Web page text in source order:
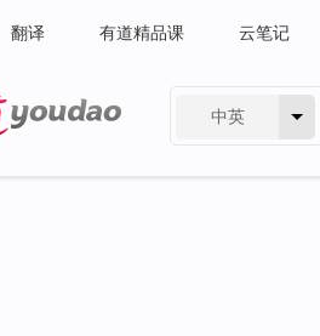
翻译 有道精品课 云笔记
中英